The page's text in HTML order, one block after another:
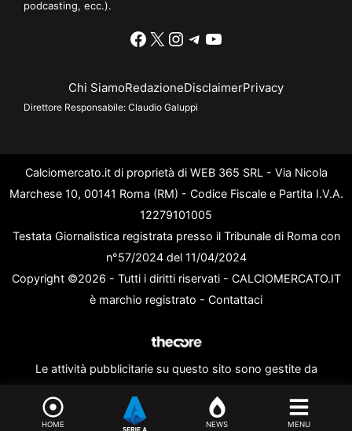
podcasting, ecc.).
Facebook
X Instagram
Telegram
YouTube
Chi SiamoRedazioneDisclaimerPrivacy
Direttore Responsabile: Claudio Galuppi
Calciomercato.it di proprietà di WEB 365 SRL - Via Nicola
Marchese 10, 00141 Roma (RM) - Codice Fiscale e Partita I.V.A.
12279101005
Testata Giornalistica registrata presso il Tribunale di Roma con
n°57/2024 del 11/04/2024
Copyright ©2026 - Tutti i diritti riservati - CALCIOMERCATO.IT
è marchio registrato - Contattaci
Le attività pubblicitarie su questo sito sono gestite da
HOME NEWS MENU